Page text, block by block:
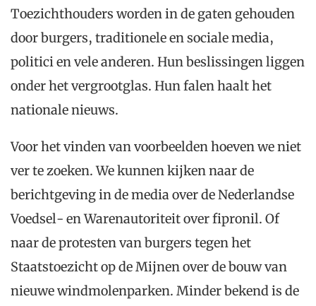
Toezichthouders worden in de gaten gehouden
door burgers, traditionele en sociale media,
politici en vele anderen. Hun beslissingen liggen
onder het vergrootglas. Hun falen haalt het
nationale nieuws.
Voor het vinden van voorbeelden hoeven we niet
ver te zoeken. We kunnen kijken naar de
berichtgeving in de media over de Nederlandse
Voedsel- en Warenautoriteit over fipronil. Of
naar de protesten van burgers tegen het
Staatstoezicht op de Mijnen over de bouw van
nieuwe windmolenparken. Minder bekend is de